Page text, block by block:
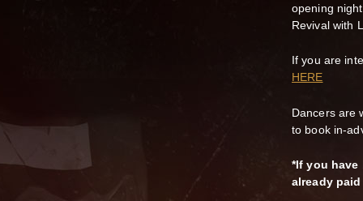
opening
Revival with
If you are
HERE
Dancers are
to book in-
*If you have
already